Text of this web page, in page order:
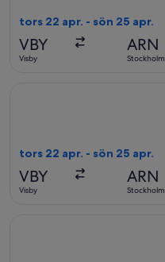
tors 22 apr. - sön 25 apr.
VBY
Visby
ARN
Stockholm
tors 22 apr. - sön 25 apr.
VBY
Visby
ARN
Stockholm